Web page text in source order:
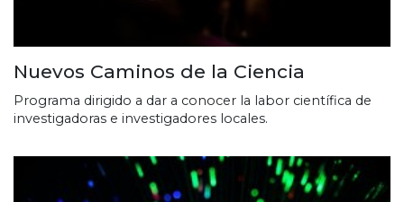
Nuevos Caminos de la Ciencia
Programa dirigido a dar a conocer la labor científica de
investigadoras e investigadores locales.